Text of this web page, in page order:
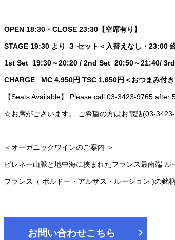
OPEN 18:30・CLOSE 23:30【空席有り】
STAGE 19:30 より ３ セット＜入替えな
1st Set 19:30～20:20 / 2nd Set 20:50～
CHARGE MC 4,950円 TSC 1,650円＜おつま
【Seats Available】 Please call 03-3423-9765 after
☆お席がございます。 ご希望の方はお電話(03-
＜オーガニックワインのご案内 ＞
ピレネー山脈と地中海に挟まれたフランス最南端 ル
フランス（ ボルドー・アルザス・ルーション )の銘
お問い合わせこちら chevron_right